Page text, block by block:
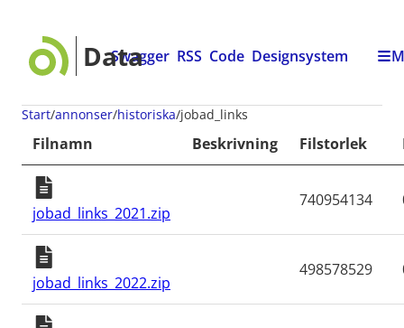
Data
Swagger RSS Code Designsystem
Start annonser historiska jobad_links
Filnamn Beskrivning Filstorlek
jobad_links_2021.zip
740954134
jobad_links_2022.zip
498578529